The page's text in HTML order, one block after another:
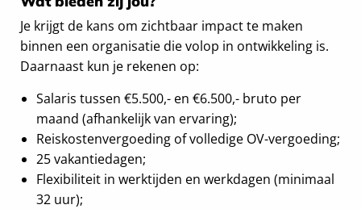
Je krijgt de kans om zichtbaar impact te maken
binnen een organisatie die volop in ontwikkeling is.
Daarnaast kun je rekenen op:
Salaris tussen €5.500,- en €6.500,- bruto per
maand (afhankelijk van ervaring);
Reiskostenvergoeding of volledige OV-vergoeding;
25 vakantiedagen;
Flexibiliteit in werktijden en werkdagen (minimaal
32 uur);